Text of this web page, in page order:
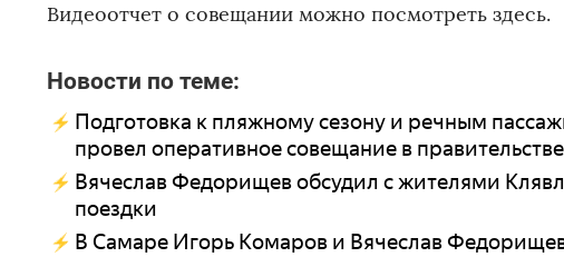
Видеоотчет о совещании можно посмотреть здесь.
Новости по теме:
Подготовка к пляжному сезону и речным
провел оперативное совещание в правительстве
Вячеслав Федорищев обсудил с жителями
поездки
В Самаре Игорь Комаров и Вячеслав